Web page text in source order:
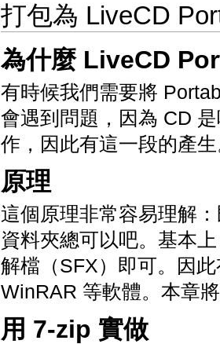
打包為 LiveCD
為什麼 LiveCD
有時候我們需要將
會遇到問題，因為 CD
作，因此有這一段的產
原理
這個原理非常容易理解
資料夾總可以吧。基本
解檔（SFX）即可。因
WinRAR 等軟體。本章
用 7-zip 實做